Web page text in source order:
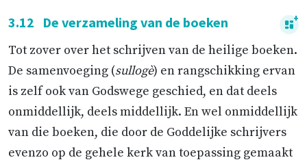
3.12 De verzameling van de boeken
Tot zover over het schrijven van de heilige boeken.
De samenvoeging (sullogè) en rangschikking ervan
is zelf ook van Godswege geschied, en dat deels
onmiddellijk, deels middellijk. En wel onmiddellijk
van die boeken, die door de Goddelijke schrijvers
evenzo op de gehele kerk van toepassing gemaakt